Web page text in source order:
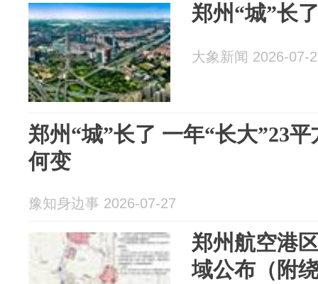
郑州“城”长
大象新闻 2026-07-
郑州“城”长了 一年“长大”23
何变
豫知身边事 2026-07-27
郑州航空港
域公布（附